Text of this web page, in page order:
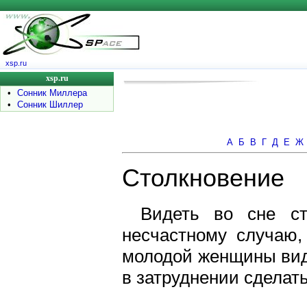
xsp.ru
xsp.ru
•
Сонник Миллера
•
Сонник Шиллер
А Б В Г Д Е Ж
Столкновение
Видеть во сне
несчастному
молодой женщины
в затруднении